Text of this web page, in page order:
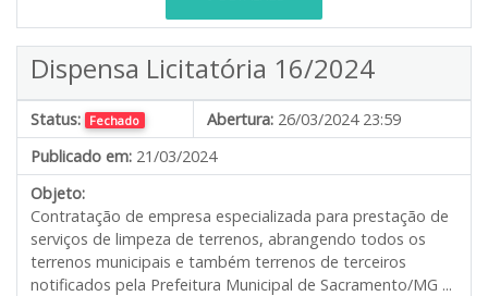
Dispensa Licitatória 16/2024
Status: Fechado Abertura: 26/03/2024 23:59
Publicado em: 21/03/2024
Objeto:
Contratação de empresa especializada para prestação de
serviços de limpeza de terrenos, abrangendo todos os
terrenos municipais e também terrenos de terceiros
notificados pela Prefeitura Municipal de Sacramento/MG ...